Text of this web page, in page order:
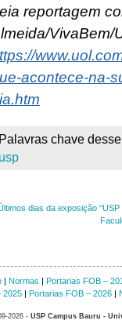
reportagem
VivaBem/
acontece-na-
Palavras chave
usp
dias da exposição
| Normas | Portarias FOB –
2025| Portarias FOB – 2026|
2026 - USP Campus Bauru -